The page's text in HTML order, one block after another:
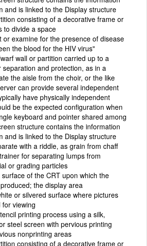
and is linked to the Display structure
consisting of a decorative frame or
to divide a space
or examine for the presence of disease
the blood for the HIV virus"
wall or partition carried up to a
and protection, as in a
the aisle from the choir, or the like
can provide several independent
have physically independent
be the expected configuration when
keyboard and pointer shared among
structure contains the information
and is linked to the Display structure
with a riddle, as grain from chaff
for separating lumps from
or grading particles
surface of the CRT upon which the
the display area
or silvered surface where pictures
viewing
printing process using a silk,
steel screen with pervious printing
nonprinting areas
consisting of a decorative frame or